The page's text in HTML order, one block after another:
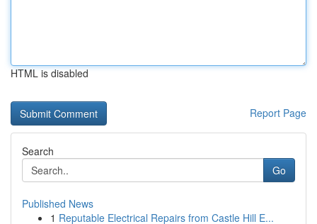
HTML is disabled
Report Page
Search
Go
Published News
1 Reputable Electrical Repairs from Castle Hill E...